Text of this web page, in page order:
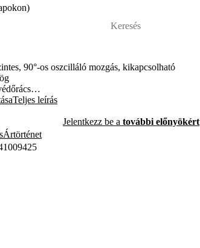
90°-os oszcilláló mozgás, kikapcsolható
védelem
Teljes leírás
Jelentkezz be a további előnyökért
Ártörténet